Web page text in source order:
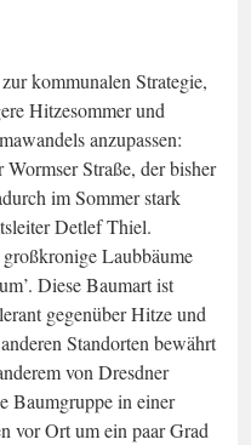
kommunalen Strategie,
Hitzesommer und
anzupassen:
Straße, der bisher
im Sommer stark
Detlef Thiel.
Laubbäume
Diese Baumart ist
gegenüber Hitze und
Standorten bewährt
von Dresdner
Baumgruppe in einer
vor Ort um ein paar Grad